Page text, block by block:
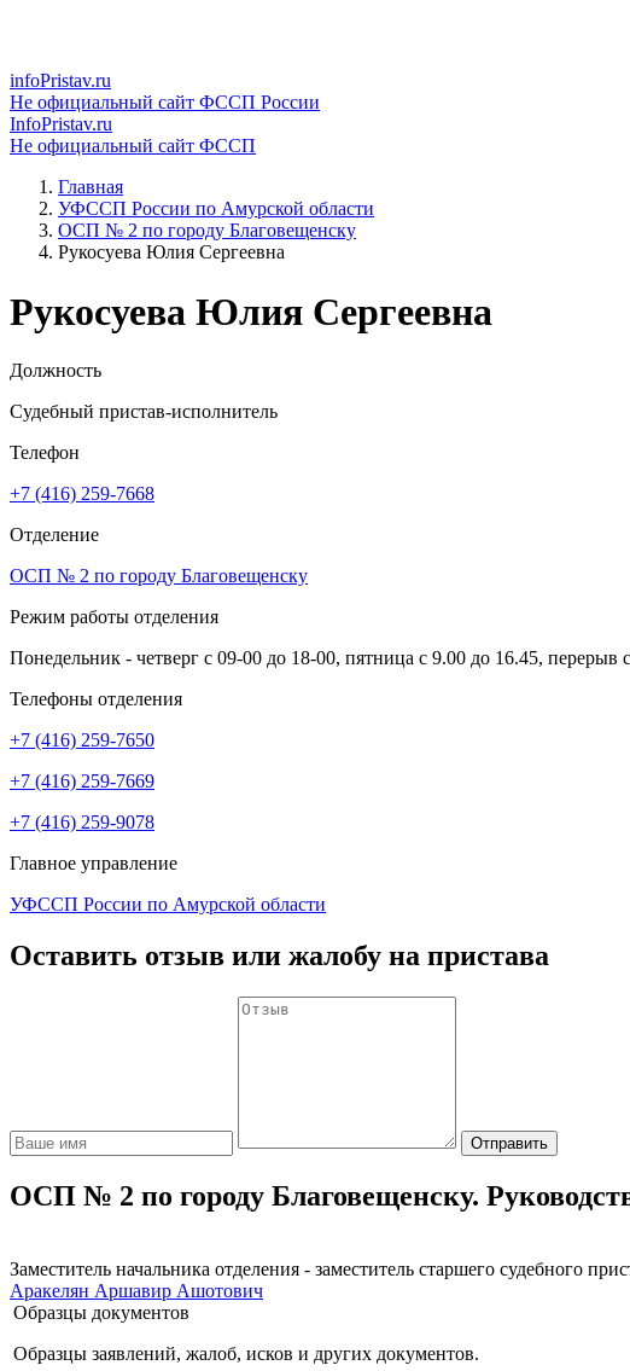
infoPristav.ru
Не официальный сайт ФССП России
InfoPristav.ru
Не официальный сайт ФССП
Главная
УФССП России по Амурской области
ОСП № 2 по городу Благовещенску
Рукосуева Юлия Сергеевна
Рукосуева Юлия Сергеевна
Должность
Судебный пристав-исполнитель
Телефон
+7 (416) 259-7668
Отделение
ОСП № 2 по городу Благовещенску
Режим работы отделения
Понедельник - четверг с 09-00 до 18-00, пятница с 9.00 до 16.45, перерыв
Телефоны отделения
+7 (416) 259-7650
+7 (416) 259-7669
+7 (416) 259-9078
Главное управление
УФССП России по Амурской области
Оставить отзыв или жалобу на пристава
Отправить
ОСП № 2 по городу Благовещенску.
Заместитель начальника отделения - заместитель старшего судебного
Аракелян Аршавир Ашотович
Образцы документов
Образцы заявлений, жалоб, исков и других документов.